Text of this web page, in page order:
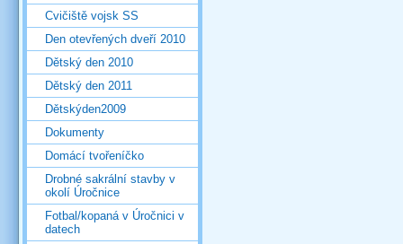
Cvičiště vojsk SS
Den otevřených dveří 2010
Dětský den 2010
Dětský den 2011
Dětskýden2009
Dokumenty
Domácí tvořeníčko
Drobné sakrální stavby v
okolí Úročnice
Fotbal/kopaná v Úročnici v
datech